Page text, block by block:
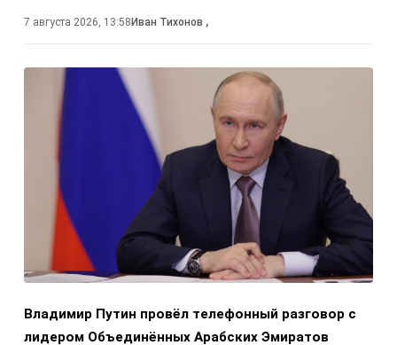
7 августа 2026, 13:58 Иван Тихонов ,
Владимир Путин провёл телефонный разговор с
лидером Объединённых Арабских Эмиратов